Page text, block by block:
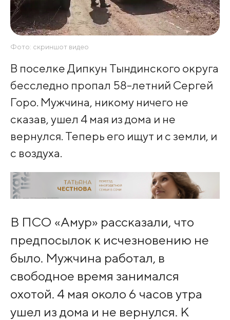
Фото: скриншот видео
В поселке Дипкун Тындинского округа
бесследно пропал 58-летний Сергей
Горо. Мужчина, никому ничего не
сказав, ушел 4 мая из дома и не
вернулся. Теперь его ищут и с земли, и
с воздуха.
В ПСО «Амур» рассказали, что
предпосылок к исчезновению не
было. Мужчина работал, в
свободное время занимался
охотой. 4 мая около 6 часов утра
ушел из дома и не вернулся. К